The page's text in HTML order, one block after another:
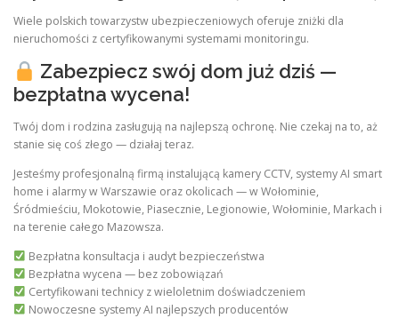
Wiele polskich towarzystw ubezpieczeniowych oferuje zniżki dla
nieruchomości z certyfikowanymi systemami monitoringu.
Zabezpiecz swój dom już dziś —
bezpłatna wycena!
Twój dom i rodzina zasługują na najlepszą ochronę. Nie czekaj na to, aż
stanie się coś złego — działaj teraz.
Jesteśmy profesjonalną firmą instalującą kamery CCTV, systemy AI smart
home i alarmy w Warszawie oraz okolicach — w Wołominie,
Śródmieściu, Mokotowie, Piasecznie, Legionowie, Wołominie, Markach i
na terenie całego Mazowsza.
Bezpłatna konsultacja i audyt bezpieczeństwa
Bezpłatna wycena — bez zobowiązań
Certyfikowani technicy z wieloletnim doświadczeniem
Nowoczesne systemy AI najlepszych producentów